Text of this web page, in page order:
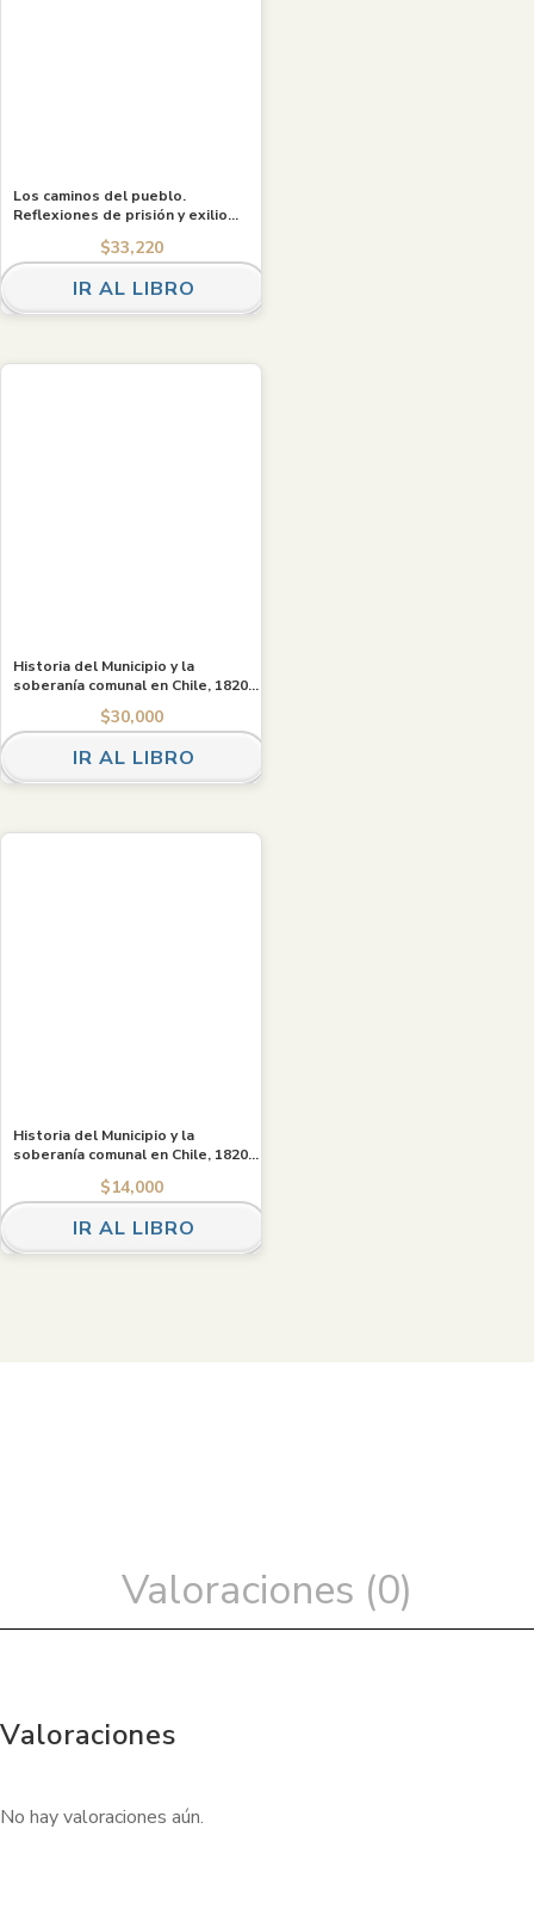
Los caminos del pueblo.
Reflexiones de prisión y exilio
Chile (1976-1984)
$33,220
IR AL LIBRO
Historia del Municipio y la
soberanía comunal en Chile, 1820-
$30,000
IR AL LIBRO
Historia del Municipio y la
soberanía comunal en Chile, 1820-
$14,000
IR AL LIBRO
Valoraciones (0)
Valoraciones
No hay valoraciones aún.